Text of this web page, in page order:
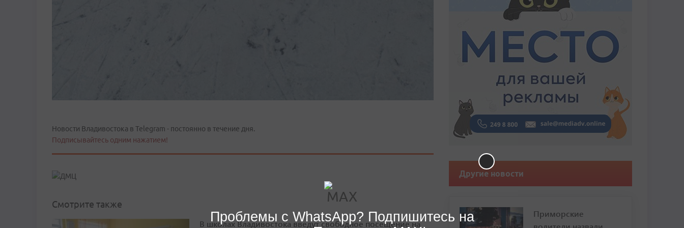
Новости Владивостока в Telegram - постоянно в течение дня.
Подписывайтесь одним нажатием!
Смотрите также
В школах Владивостока введут свободное посещение на
Другие новости
Приморские
Проблемы с WhatsApp? Подпишитесь на